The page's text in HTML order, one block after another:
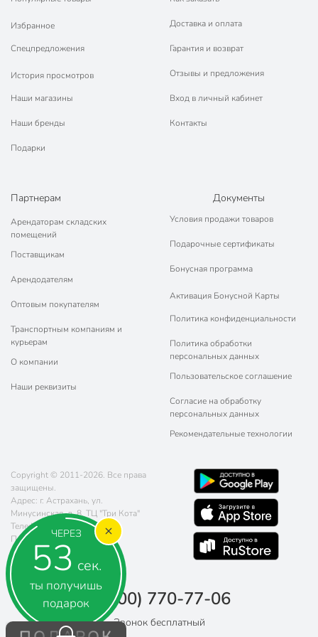
ЧЕРЕЗ
53 сек.
ты получишь
подарок
Избранное
Спецпредложения
История просмотров
Наши магазины
Наши бренды
Подарки
Доставка и оплата
Гарантия и возврат
Отзывы и предложения
Вход в личный кабинет
Контакты
Партнерам
Арендаторам складских
помещений
Поставщикам
Арендодателям
Оптовым покупателям
Транспортным компаниям и
курьерам
О компании
Наши реквизиты
Документы
Условия продажи товаров
Подарочные сертификаты
Бонусная программа
Активация Бонусной Карты
Политика конфиденциальности
Политика обработки
персональных данных
Пользовательское соглашение
Согласие на обработку
персональных данных
Рекомендательные технологии
Copyright © 2011-2026. Все права
защищены.
Адрес: г. Астрахань, ул.
Минусинская, д. 8, ТЦ "Три Кота"
Телефон:
8 (800) 770-77-06
Почта:
sales@poryadok.ru
8 (800) 770-77-06
Звонок бесплатный